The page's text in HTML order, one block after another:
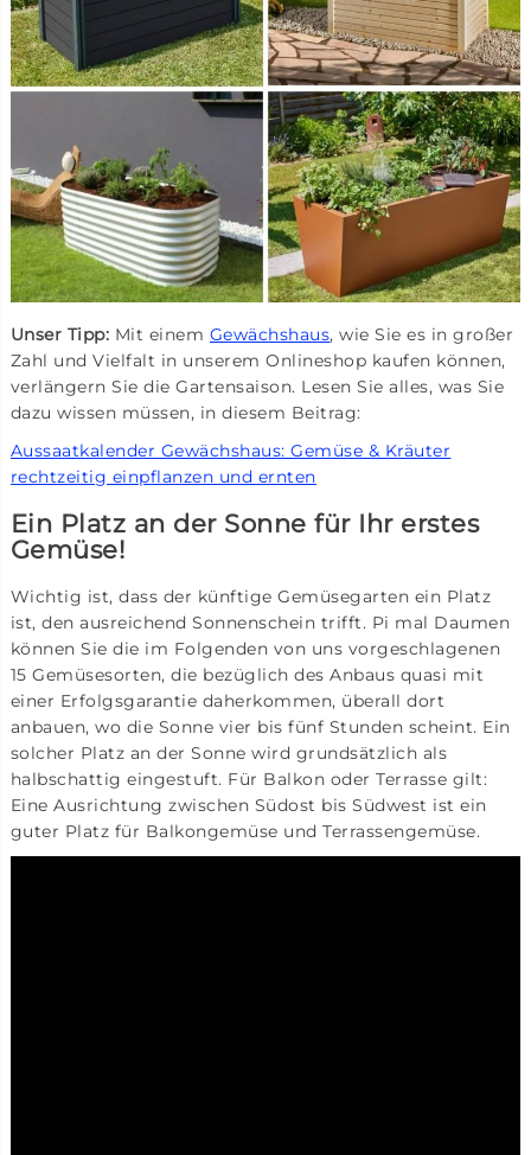
Unser Tipp: Mit einem Gewächshaus, wie Sie es in großer
Zahl und Vielfalt in unserem Onlineshop kaufen können,
verlängern Sie die Gartensaison. Lesen Sie alles, was Sie
dazu wissen müssen, in diesem Beitrag:
Aussaatkalender Gewächshaus: Gemüse & Kräuter
rechtzeitig einpflanzen und ernten
Ein Platz an der Sonne für Ihr erstes
Gemüse!
Wichtig ist, dass der künftige Gemüsegarten ein Platz
ist, den ausreichend Sonnenschein trifft. Pi mal Daumen
können Sie die im Folgenden von uns vorgeschlagenen
15 Gemüsesorten, die bezüglich des Anbaus quasi mit
einer Erfolgsgarantie daherkommen, überall dort
anbauen, wo die Sonne vier bis fünf Stunden scheint. Ein
solcher Platz an der Sonne wird grundsätzlich als
halbschattig eingestuft. Für Balkon oder Terrasse gilt:
Eine Ausrichtung zwischen Südost bis Südwest ist ein
guter Platz für Balkongemüse und Terrassengemüse.